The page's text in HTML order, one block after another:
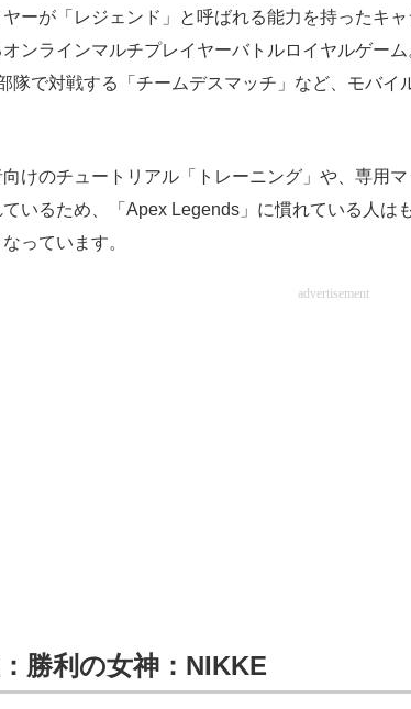
ーが「レジェンド」と呼ばれる能力を持ったキ
ンラインマルチプレイヤーバトルロイヤルゲー
隊で対戦する「チームデスマッチ」など、モバイ
けのチュートリアル「トレーニング」や、専用
いるため、「Apex Legends」に慣れている人は
っています。
advertisement
勝利の女神：NIKKE